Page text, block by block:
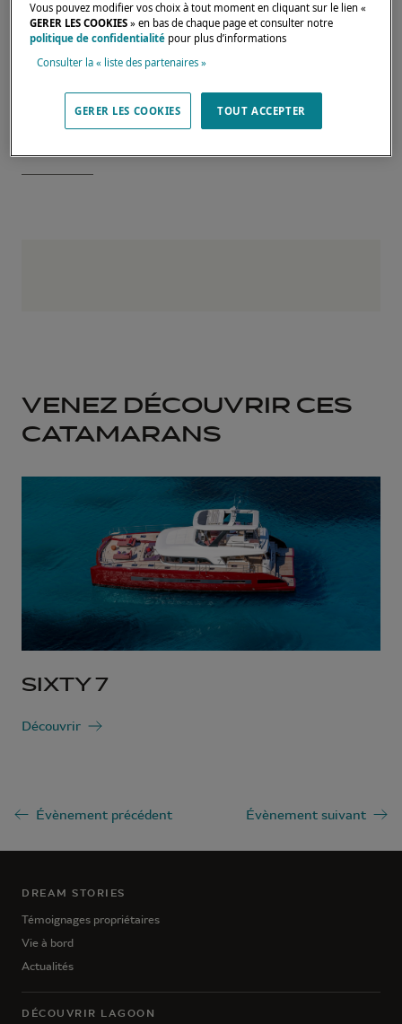
raffiné et puissant, pensé pour sublimer vos
escapades en mer.
👉 Complétez dès maintenant le formulaire
disponible sur cette page afin deréserver
votre rendez-vouset profiter d’une visite
VENEZ DÉCOUVRIR CES
CATAMARANS
SIXTY 7
Découvrir
Évènement précédent Évènement suivant
DREAM STORIES
Témoignages propriétaires
Vie à bord
Actualités
DÉCOUVRIR LAGOON
Vous pouvez modifier vos choix à tout moment en cliquant sur le lien «
GERER LES COOKIES » en bas de chaque page et consulter notre
politique de confidentialité pour plus d’informations
Consulter la « liste des partenaires »
GERER LES COOKIES TOUT ACCEPTER